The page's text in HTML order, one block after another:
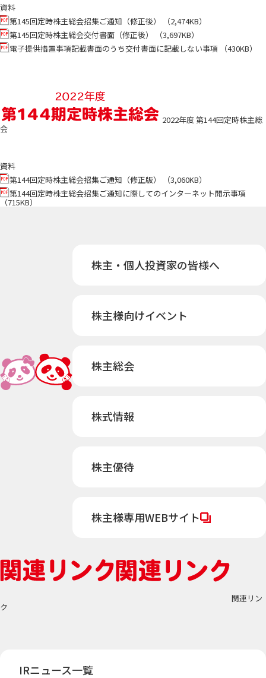
資料
第145回定時株主総会招集ご通知（修正後） （2,474KB）
第145回定時株主総会交付書面（修正後） （3,697KB）
電子提供措置事項記載書面のうち交付書面に記載しない事項 （430KB）
2022年度 第144回定時株主総
会
資料
第144回定時株主総会招集ご通知（修正版） （3,060KB）
第144回定時株主総会招集ご通知に際してのインターネット開示事項
（715KB）
株主・個人投資家の皆様へ
株主様向けイベント
株主総会
株式情報
株主優待
株主様専用WEBサイト
関連リン
ク
IRニュース一覧